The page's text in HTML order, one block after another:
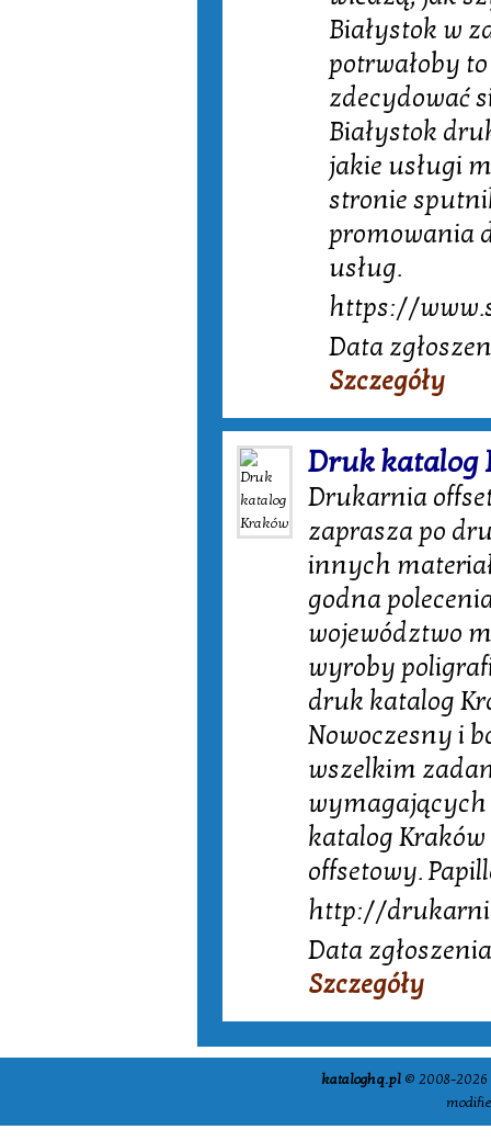
Białystok w
potrwałoby
zdecydować
Białystok
jakie usługi
stronie
promowania
usług.
https://
Data
Szczegóły
Druk katalog
Drukarnia
zaprasza po
innych
godna
województwo
wyroby
druk katalog
Nowoczesny i
wszelkim
katalog
offsetowy.
http://
Data
Szczegóły
kataloghq.pl © 2008-